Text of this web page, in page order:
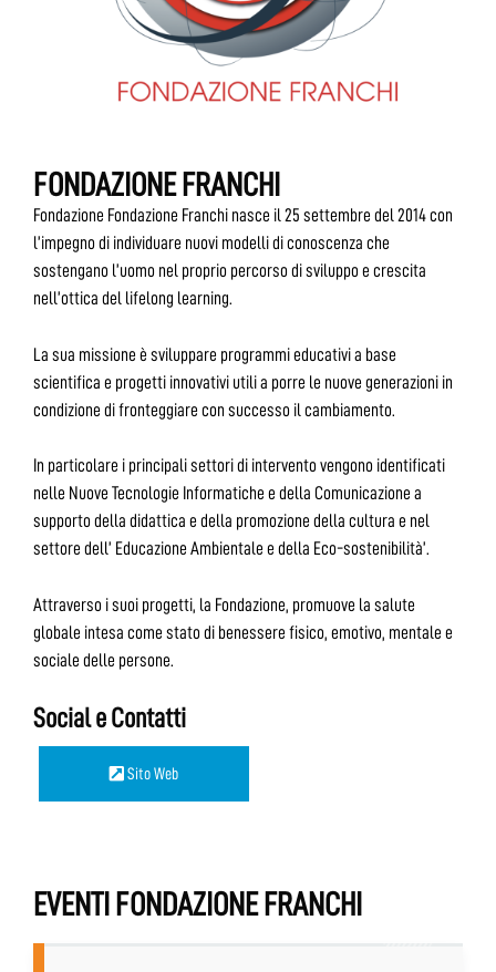
FONDAZIONE FRANCHI
Fondazione Fondazione Franchi nasce il 25 settembre del 2014 con
l’impegno di individuare nuovi modelli di conoscenza che
sostengano l’uomo nel proprio percorso di sviluppo e crescita
nell’ottica del lifelong learning.
La sua missione è sviluppare programmi educativi a base
scientifica e progetti innovativi utili a porre le nuove generazioni in
condizione di fronteggiare con successo il cambiamento.
In particolare i principali settori di intervento vengono identificati
nelle Nuove Tecnologie Informatiche e della Comunicazione a
supporto della didattica e della promozione della cultura e nel
settore dell’ Educazione Ambientale e della Eco-sostenibilità’.
Attraverso i suoi progetti, la Fondazione, promuove la salute
globale intesa come stato di benessere fisico, emotivo, mentale e
sociale delle persone.
Social e Contatti
Sito Web
EVENTI FONDAZIONE FRANCHI